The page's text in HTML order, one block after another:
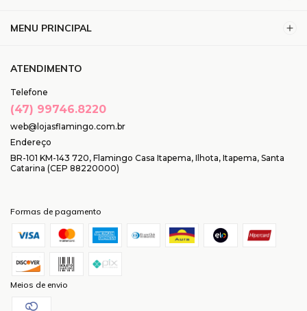
MENU PRINCIPAL
ATENDIMENTO
Telefone
(47) 99746.8220
web@lojasflamingo.com.br
Endereço
BR-101 KM-143 720, Flamingo Casa Itapema, Ilhota, Itapema, Santa
Catarina (CEP 88220000)
Formas de pagamento
Meios de envio